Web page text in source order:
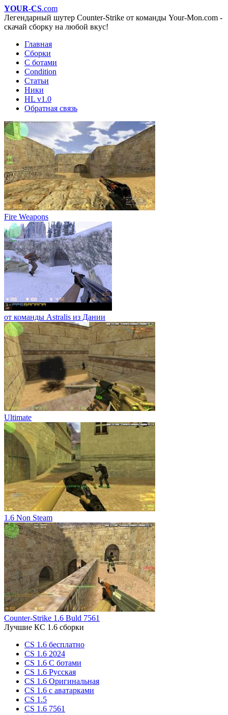
YOUR-CS.com
Легендарный шутер Counter-Strike от команды Your-Mon.com -
скачай сборку на любой вкус!
Главная
Сборки
С ботами
Condition
Статьи
Ники
HL v1.0
Обратная связь
Fire Weapons
от команды Astralis из Дании
Ultimate
1.6 Non Steam
Counter-Strike 1.6 Buld 7561
Лучшие КС 1.6 сборки
CS 1.6 бесплатно
CS 1.6 2024
CS 1.6 С ботами
CS 1.6 Русская
CS 1.6 Оригинальная
CS 1.6 c аватарками
CS 1.5
CS 1.6 7561